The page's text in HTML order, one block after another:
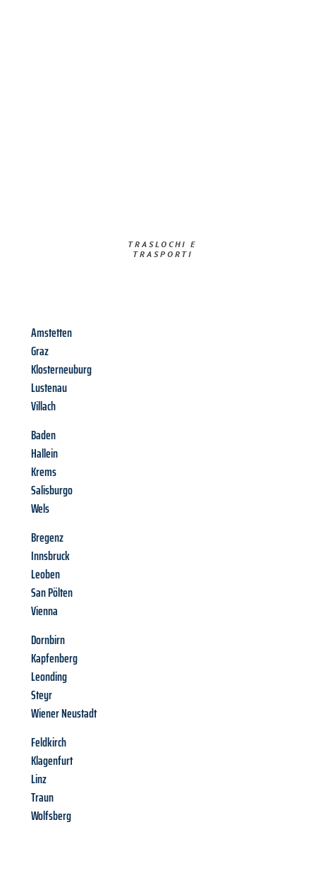
TRASLOCHI E
TRASPORTI​
Amstetten
Graz
Klosterneuburg
Lustenau
Villach
Baden
Hallein
Krems
Salisburgo
Wels
Bregenz
Innsbruck
Leoben
San Pölten
Vienna
Dornbirn
Kapfenberg
Leonding
Steyr
Wiener Neustadt
Feldkirch
Klagenfurt
Linz
Traun
Wolfsberg